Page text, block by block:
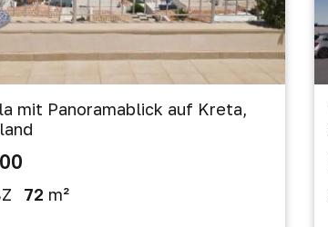
mit Panoramablick auf Kreta,
72 m²